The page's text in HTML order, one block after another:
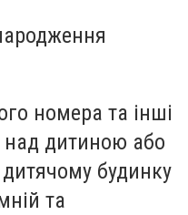
номера та інші
дитиною або
будинку
та